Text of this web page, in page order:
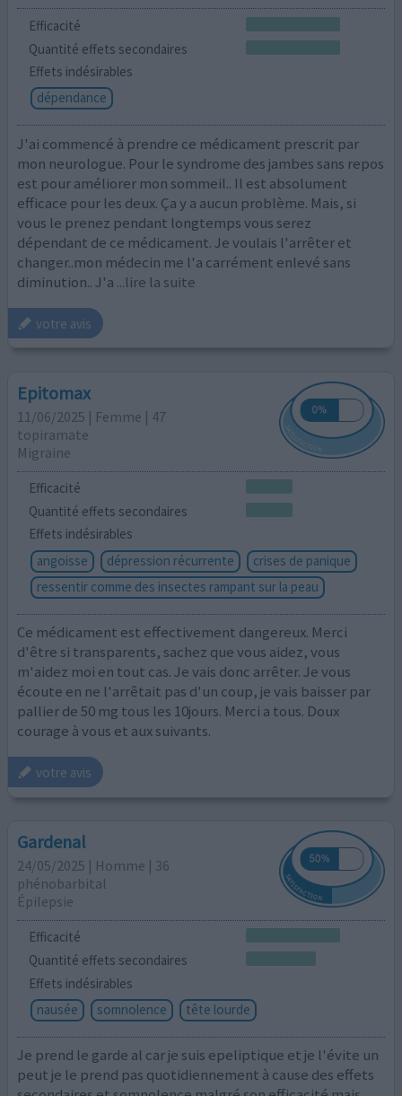
Efficacité
Quantité effets secondaires
Effets indésirables
dépendance
J'ai commencé à prendre ce médicament prescrit par
mon neurologue. Pour le syndrome des jambes sans repos
est pour améliorer mon sommeil.. Il est absolument
efficace pour les deux. Ça y a aucun problème. Mais, si
vous le prenez pendant longtemps vous serez
dépendant de ce médicament. Je voulais l'arrêter et
changer..mon médecin me l'a carrément enlevé sans
diminution.. J'a ...lire la suite
votre avis
Epitomax
11/06/2025 | Femme | 47
topiramate
Migraine
Efficacité
Quantité effets secondaires
Effets indésirables
angoisse
dépression récurrente
crises de panique
ressentir comme des insectes rampant sur la peau
Ce médicament est effectivement dangereux. Merci
d'être si transparents, sachez que vous aidez, vous
m'aidez moi en tout cas. Je vais donc arrêter. Je vous
écoute en ne l'arrêtait pas d'un coup, je vais baisser par
pallier de 50 mg tous les 10jours. Merci a tous. Doux
courage à vous et aux suivants.
votre avis
Gardenal
24/05/2025 | Homme | 36
phénobarbital
Épilepsie
Efficacité
Quantité effets secondaires
Effets indésirables
nausée
somnolence tête lourde
Je prend le garde al car je suis epeliptique et je l'évite un
peut je le prend pas quotidiennement à cause des effets